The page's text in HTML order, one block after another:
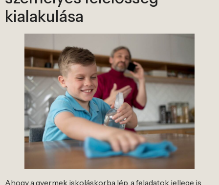
kialakulása
Ahogy a gyermek iskoláskorba lép, a feladatok jellege is